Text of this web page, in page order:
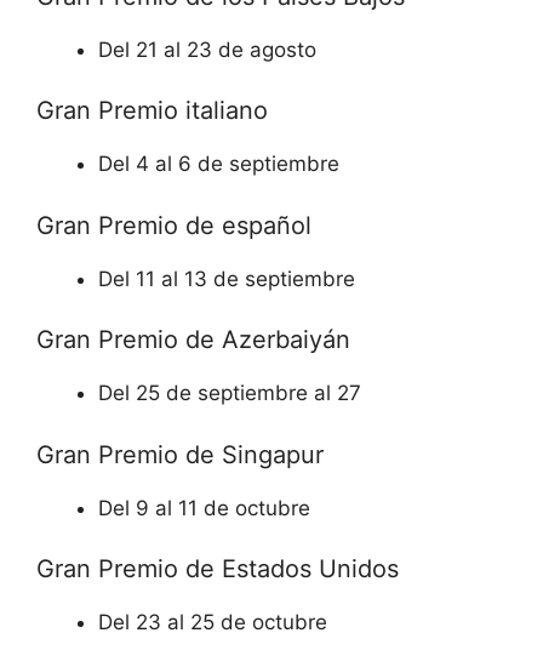
Del 21 al 23 de agosto
Gran Premio italiano
Del 4 al 6 de septiembre
Gran Premio de español
Del 11 al 13 de septiembre
Gran Premio de Azerbaiyán
Del 25 de septiembre al 27
Gran Premio de Singapur
Del 9 al 11 de octubre
Gran Premio de Estados Unidos
Del 23 al 25 de octubre